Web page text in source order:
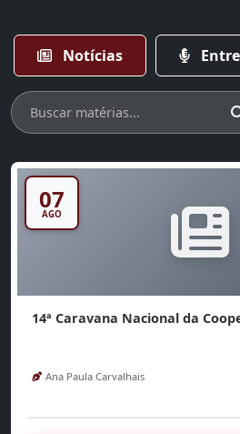
Notícias
07
AGO
14ª Caravana Nacional da
Ana Paula Carvalhais